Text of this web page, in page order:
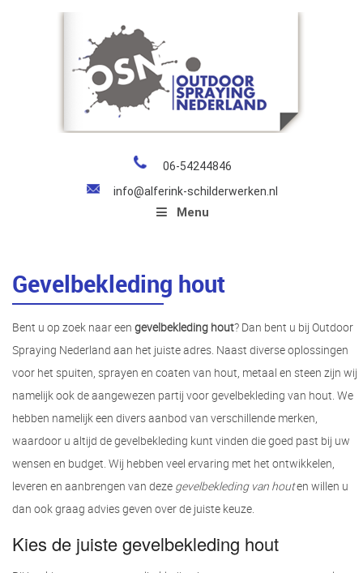
06-54244846
info@alferink-schilderwerken.nl
Menu
Gevelbekleding hout
Bent u op zoek naar een gevelbekleding hout? Dan bent u bij Outdoor
Spraying Nederland aan het juiste adres. Naast diverse oplossingen
voor het spuiten, sprayen en coaten van hout, metaal en steen zijn wij
namelijk ook de aangewezen partij voor gevelbekleding van hout. We
hebben namelijk een divers aanbod van verschillende merken,
waardoor u altijd de gevelbekleding kunt vinden die goed past bij uw
wensen en budget. Wij hebben veel ervaring met het ontwikkelen,
leveren en aanbrengen van deze gevelbekleding van houten willen u
dan ook graag advies geven over de juiste keuze.
Kies de juiste gevelbekleding hout